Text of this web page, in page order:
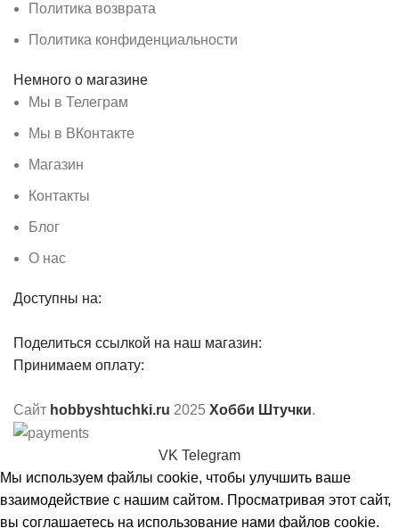
Политика возврата
Политика конфиденциальности
Немного о магазине
Мы в Телеграм
Мы в ВКонтакте
Магазин
Контакты
Блог
О нас
Доступны на:
Поделиться ссылкой на наш магазин:
Принимаем оплату:
Сайт hobbyshtuchki.ru 2025 Хобби Штучки.
VK Telegram
Мы используем файлы cookie, чтобы улучшить ваше
взаимодействие с нашим сайтом. Просматривая этот сайт,
вы соглашаетесь на использование нами файлов cookie.